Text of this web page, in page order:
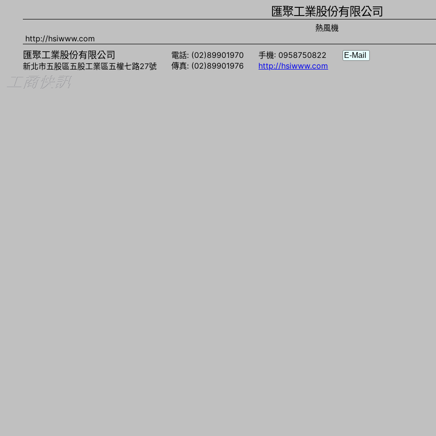
匯聚工業股份有限公司
熱風機
http://hsiwww.com
匯聚工業股份有限公司
新北市五股區五股工業區五權七路27號
電話: (02)89901970
傳真: (02)89901976
手機: 0958750822
http://hsiwww.com